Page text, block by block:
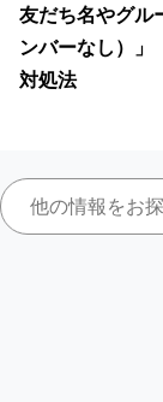
友だち名やグル
ンバーなし）
対処法